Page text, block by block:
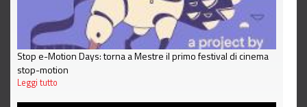
Stop e-Motion Days: torna a Mestre il primo festival di cinema
stop-motion
Leggi tutto